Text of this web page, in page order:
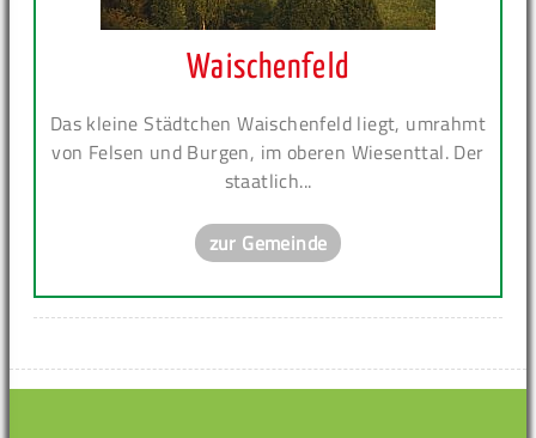
Waischenfeld
Das kleine Städtchen Waischenfeld liegt, umrahmt
von Felsen und Burgen, im oberen Wiesenttal. Der
staatlich...
zur Gemeinde